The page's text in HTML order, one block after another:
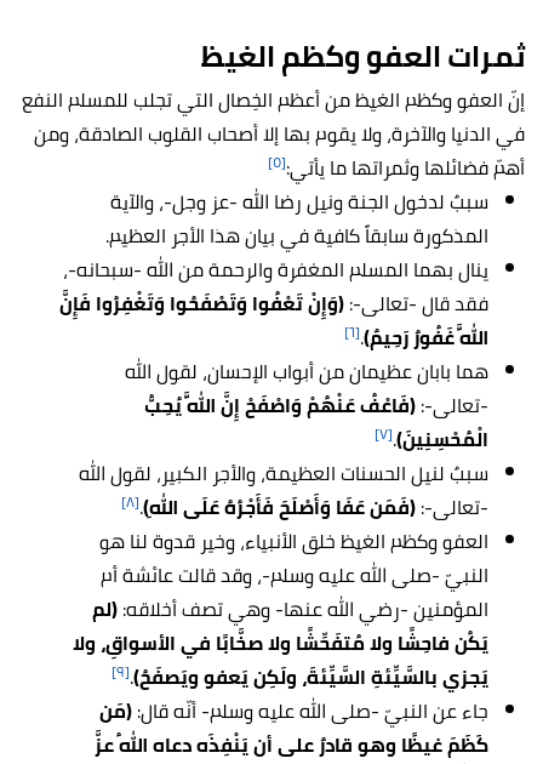
ثمرات العفو وكظم الغيظ
إنّ العفو وكظم الغيظ من أعظم الخِصال التي تجلب للمسلم النفع
في الدنيا والآخرة، ولا يقوم بها إلا أصحاب القلوب الصادقة، ومن
أهمّ فضائلها وثمراتها ما يأتي:[٥]
سببٌ لدخول الجنة ونيل رضا الله -عز وجل-، والآية
المذكورة سابقاً كافية في بيان هذا الأجر العظيم.
ينال بهما المسلم المغفرة والرحمة من الله -سبحانه-،
فقد قال -تعالى-:(وَإِنْ تَعْفُوا وَتَصْفَحُوا وَتَغْفِرُوا فَإِنَّ
اللَّهَ غَفُورٌ رَحِيمٌ).[٦]
هما بابان عظيمان من أبواب الإحسان، لقول الله
-تعالى-:(فَاعْفُ عَنْهُمْ وَاصْفَحْ إِنَّ اللَّهَ يُحِبُّ
الْمُحْسِنِينَ).[٧]
سببٌ لنيل الحسنات العظيمة، والأجر الكبير، لقول الله
-تعالى-:(فَمَن عَفَا وَأَصْلَحَ فَأَجْرُهُ عَلَى اللهِ).[٨]
العفو وكظم الغيظ خلق الأنبياء، وخير قدوة لنا هو
النبيّ -صلى الله عليه وسلم-، وقد قالت عائشة أم
المؤمنين -رضي الله عنها- وهي تصف أخلاقه:(لم
يَكُن فاحِشًا ولا مُتفَحِّشًا ولا صخَّابًا في الأسواقِ، ولا
يَجزي بالسَّيِّئةِ السَّيِّئةَ، ولَكِن يَعفو ويَصفَحُ).[٩]
جاء عن النبيّ -صلى الله عليه وسلم- أنّه قال:(مَن
كَظَمَ غيظًا وهو قادرٌ على أن يَنْفِذَه دعاه اللهُ عزَّ